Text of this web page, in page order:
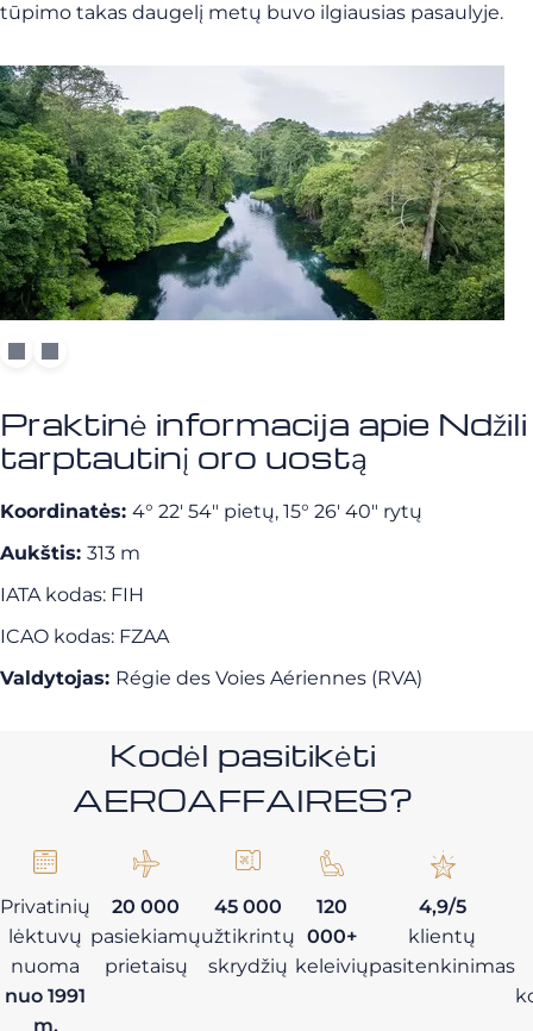
tūpimo takas daugelį metų buvo ilgiausias pasaulyje.
Praktinė informacija apie Ndžili
tarptautinį oro uostą
Koordinatės: 4° 22′ 54″ pietų, 15° 26′ 40″ rytų
Aukštis: 313 m
IATA kodas: FIH
ICAO kodas: FZAA
Valdytojas: Régie des Voies Aériennes (RVA)
Kodėl pasitikėti
AEROAFFAIRES?
Privatinių
lėktuvų
nuoma
nuo 1991
m.
20 000
pasiekiamų
prietaisų
45 000
užtikrintų
skrydžių
120
000+
keleivių
4,9/5
klientų
pasitenkinimas